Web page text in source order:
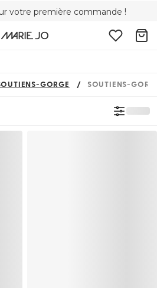
votre première commande !
à partir de 90 €
353 boutiques en Belgique
GORGE SOUTIENS-